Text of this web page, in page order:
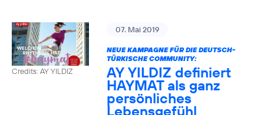
Credits: AY YILDIZ
07. Mai 2019
NEUE KAMPAGNE FÜR DIE DEUTSCH-
TÜRKISCHE COMMUNITY:
AY YILDIZ definiert
HAYMAT als ganz
persönliches
Lebensgefühl